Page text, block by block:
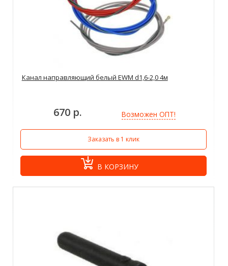
Канал направляющий белый EWM d1,6-2,0 4м
670 р. Возможен ОПТ!
Заказать в 1 клик
В КОРЗИНУ